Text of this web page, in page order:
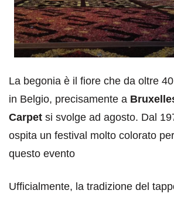
La begonia è il fiore che da oltre
in Belgio, precisamente a
Carpet si svolge ad agosto. Dal
ospita un festival molto colorato
questo evento
Ufficialmente, la tradizione del